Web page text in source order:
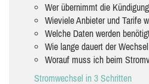
Wer übernimmt die
Wieviele Anbieter und Tarife
Welche Daten werden
Wie lange dauert der
Worauf muss ich beim
Stromwechsel in 3 Schritten